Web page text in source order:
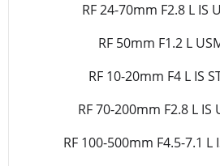
RF 24-70mm F2.8 L IS
RF 50mm F1.2 L
RF 10-20mm F4 L IS
RF 70-200mm F2.8 L IS
RF 100-500mm F4.5-7.1 L